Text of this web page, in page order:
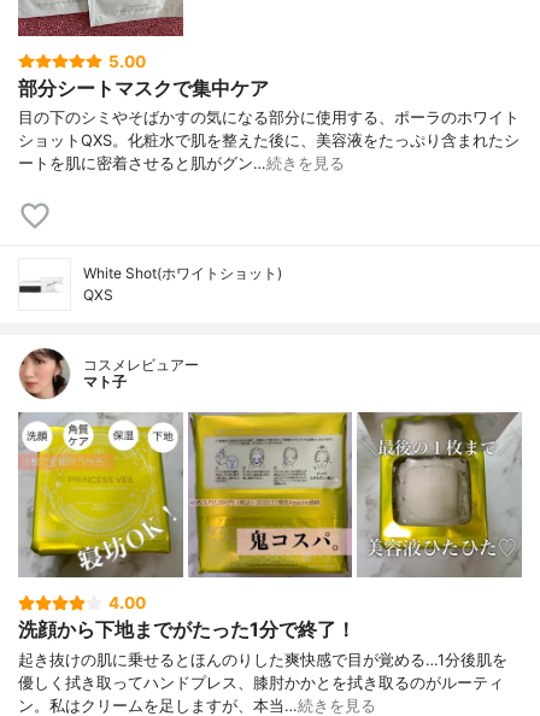
5.00
部分シートマスクで集中ケア
目の下のシミやそばかすの気になる部分に使用する、ポーラのホワイト
ショットQXS。化粧水で肌を整えた後に、美容液をたっぷり含まれたシ
ートを肌に密着させると肌がグン…続きを見る
White Shot(ホワイトショット)
QXS
コスメレビュアー
マト子
4.00
洗顔から下地までがたった1分で終了！
起き抜けの肌に乗せるとほんのりした爽快感で目が覚める…1分後肌を
優しく拭き取ってハンドプレス、膝肘かかとを拭き取るのがルーティ
ン。私はクリームを足しますが、本当…続きを見る